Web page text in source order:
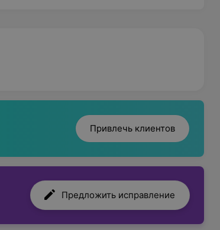
Привлечь клиентов
Предложить исправление